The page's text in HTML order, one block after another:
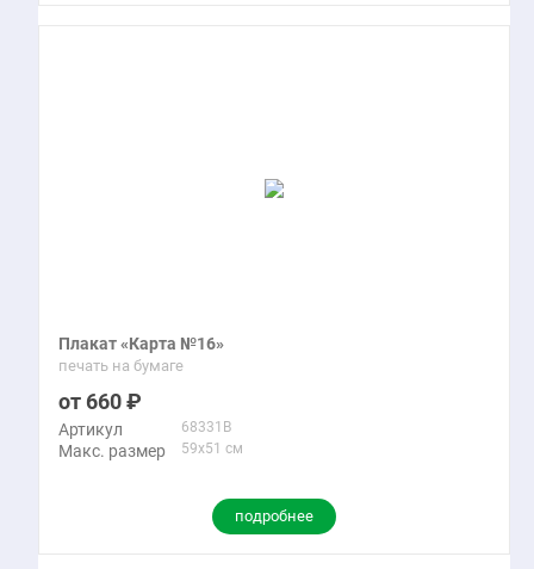
Плакат «Карта №16»
печать на бумаге
660
Артикул 68331B
Макс. размер 59x51 см
подробнее